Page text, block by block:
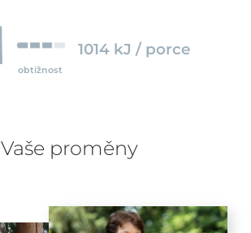
obtížnost
1014 kJ / porce
Vaše proměny